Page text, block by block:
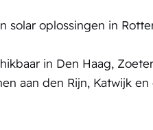
solar oplossingen in
in Den Haag,
aan den Rijn, Katwijk